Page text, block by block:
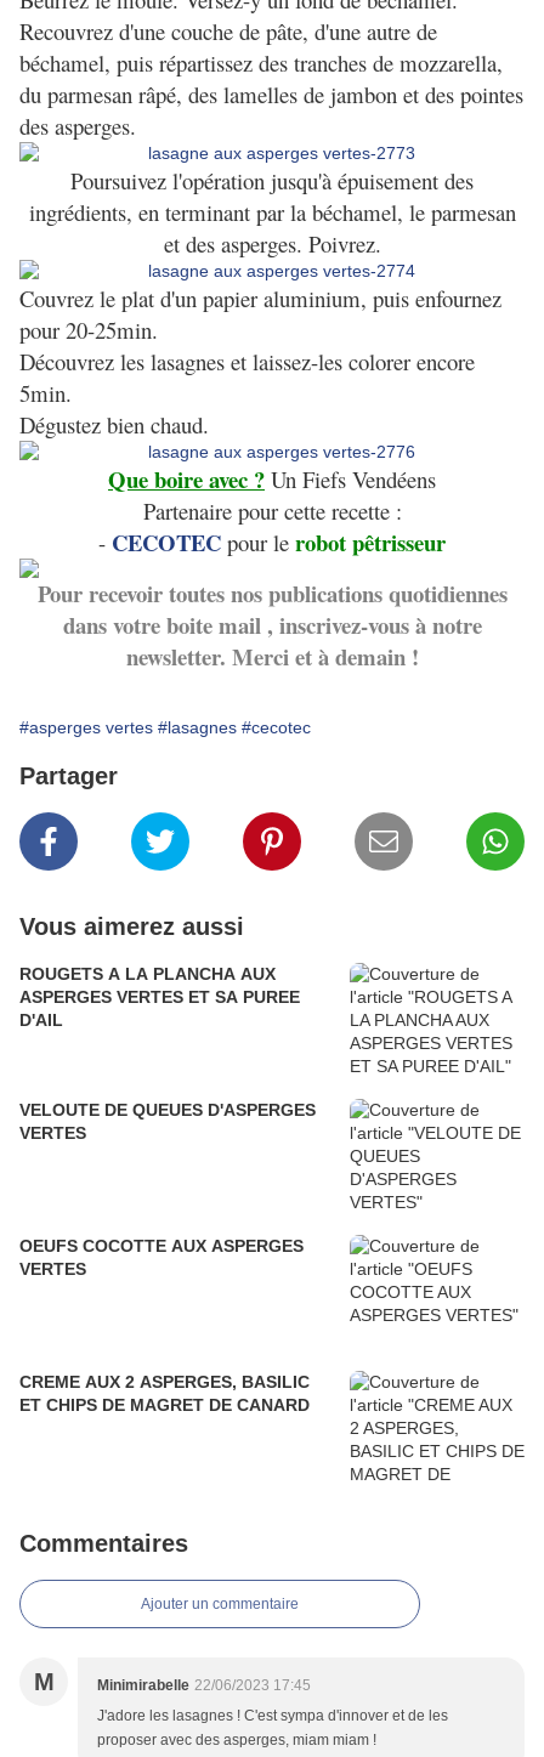
Recouvrez d'une couche de pâte, d'une autre de
béchamel, puis répartissez des tranches de mozzarella,
du parmesan râpé, des lamelles de jambon et des pointes
des asperges.
Poursuivez l'opération jusqu'à épuisement des
ingrédients, en terminant par la béchamel, le parmesan
et des asperges. Poivrez.
Couvrez le plat d'un papier aluminium, puis enfournez
pour 20-25min.
Découvrez les lasagnes et laissez-les colorer encore
5min.
Dégustez bien chaud.
Que boire avec ? Un Fiefs Vendéens
Partenaire pour cette recette :
- CECOTEC pour le robot pêtrisseur
Pour recevoir toutes nos publications quotidiennes
dans votre boite mail , inscrivez-vous à notre
newsletter. Merci et à demain !
#asperges vertes #lasagnes #cecotec
Partager
Vous aimerez aussi
ROUGETS A LA PLANCHA AUX
ASPERGES VERTES ET SA PUREE
D'AIL
VELOUTE DE QUEUES D'ASPERGES
VERTES
OEUFS COCOTTE AUX ASPERGES
VERTES
CREME AUX 2 ASPERGES, BASILIC
ET CHIPS DE MAGRET DE CANARD
Commentaires
Ajouter un commentaire
M Minimirabelle 22/06/2023 17:45
J'adore les lasagnes ! C'est sympa d'innover et de les
proposer avec des asperges, miam miam !